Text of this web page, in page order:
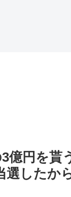
間をひ
億円を貰
したか